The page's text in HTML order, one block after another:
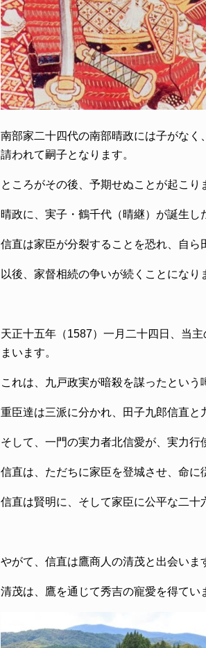
南部家二十四代の南部晴政には子がな
請われて嗣子となります。
ところがその後、予期せぬことが起こり
晴政に、実子・鶴千代（晴継）が誕生し
信直は家臣が分裂することを恐れ、自ら
以後、家督相続の争いが続くことになり
天正十五年（1587）一月二十四日、当
まいます。
これは、九戸政実が暗殺を謀ったという
重臣達は三派に分かれ、田子九郎信直と
そして、一門の実力者北信愛が、実力行
信直は、ただちに家臣を登城させ、命に
信直は賢明に、そして家臣に公平な二十
やがて、信直は鷹商人の清茂と出会いま
清茂は、鷹を通じて秀吉の寵愛を得てい